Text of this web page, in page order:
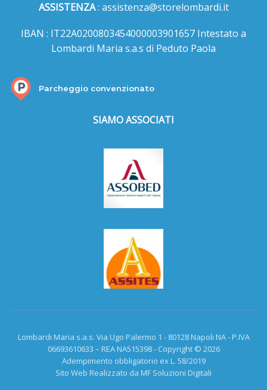
ASSISTENZA: assistenza@storelombardi.it
IBAN : IT22A0200803454000003901657 Intestato a
Lombardi Maria s.a.s di Peduto Paola
Parcheggio convenzionato
SIAMO ASSOCIATI
Lombardi Maria s.a.s. Via Ugo Palermo 1 - 80128 Napoli NA - P.IVA
06693610633 – REA NA515398 - Copyright © 2026
Adempimento obbligatorio ex L. 58/2019
Sito Web Realizzato da MF Soluzioni Digitali